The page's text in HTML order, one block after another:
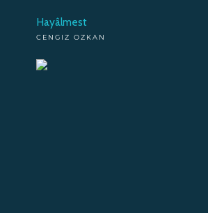
Hayâlmest
CENGIZ OZKAN